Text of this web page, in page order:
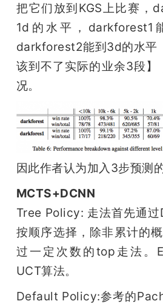
把它们放到KGS上比赛，
1d的水平，darkforest1
darkforest2能到3d的水平
该到不了实际的业余3段】
况。
因此作者认为加入3步预测
MCTS+DCNN
Tree Policy: 走法首先通
按顺序选择，除非累计的
过一定次数的top走法。
UCT算法。
Default Policy:参考的